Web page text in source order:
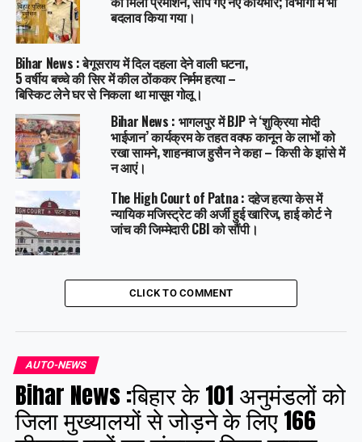
बदलाव किया गया।
Bihar News : बेगूसराय में दिल दहला देने वाली घटना,
5 वर्षीय बच्चे की सिर में कील ठोंककर निर्मम हत्या –
बिस्किट लेने घर से निकला था मासूम गोलू।
Bihar News : भागलपुर में BJP ने ‘शुक्रिया मोदी
भाईजान’ कार्यक्रम के तहत वक्फ कानून के लाभों को
रखा सामने, शाहनवाज हुसैन ने कहा – किसी के झांसे में
न आएं।
The High Court of Patna : दहेज हत्या केस में
न्यायिक मजिस्ट्रेट की अर्जी हुई खारिज, हाई कोर्ट ने
जांच की जिम्मेदारी CBI को सौंपी।
CLICK TO COMMENT
AUTO-NEWS
Bihar News :बिहार के 101 अनुमंडलों को
जिला मुख्यालयों से जोड़ने के लिए 166